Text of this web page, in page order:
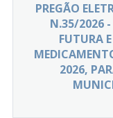
PREGÃO
N.35/2026 -
FUTURA
2026,